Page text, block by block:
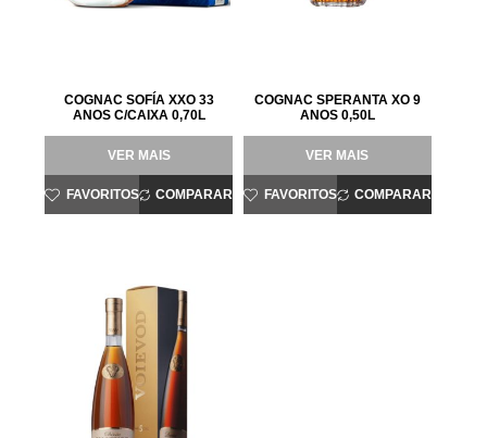
COGNAC SOFÍA XXO 33
ANOS C/CAIXA 0,70L
VER MAIS
FAVORITOS COMPARAR
COGNAC SPERANTA XO 9
ANOS 0,50L
VER MAIS
FAVORITOS COMPARAR